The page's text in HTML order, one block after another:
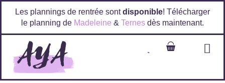
Les plannings de rentrée sontdisponible! Télécharger
le planning de Madeleine & Ternesdès maintenant.